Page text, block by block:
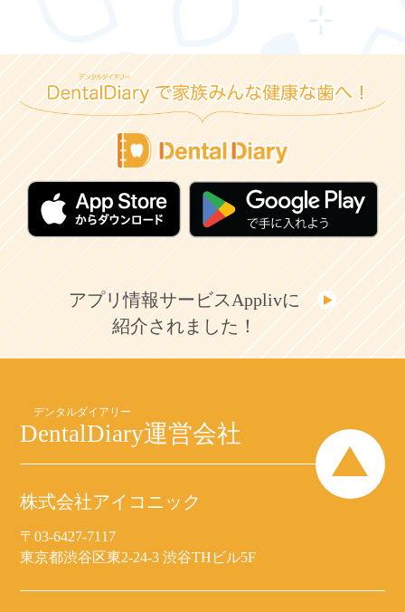
アプリ情報サービスApplivに
紹介されました！
DentalDiary運営会社
株式会社アイコニック
〒03-6427-7117
東京都渋谷区東2-24-3 渋谷THビル5F